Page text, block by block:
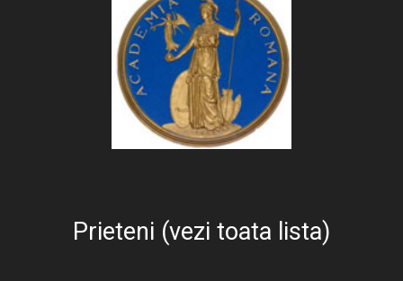
Prieteni (vezi toata lista)